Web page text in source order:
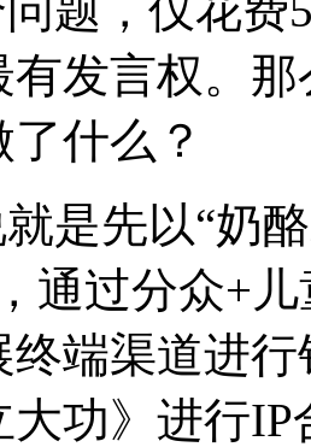
有发言权。
什么？
是先以“奶
通过分众+
终端渠道进
大功》进行